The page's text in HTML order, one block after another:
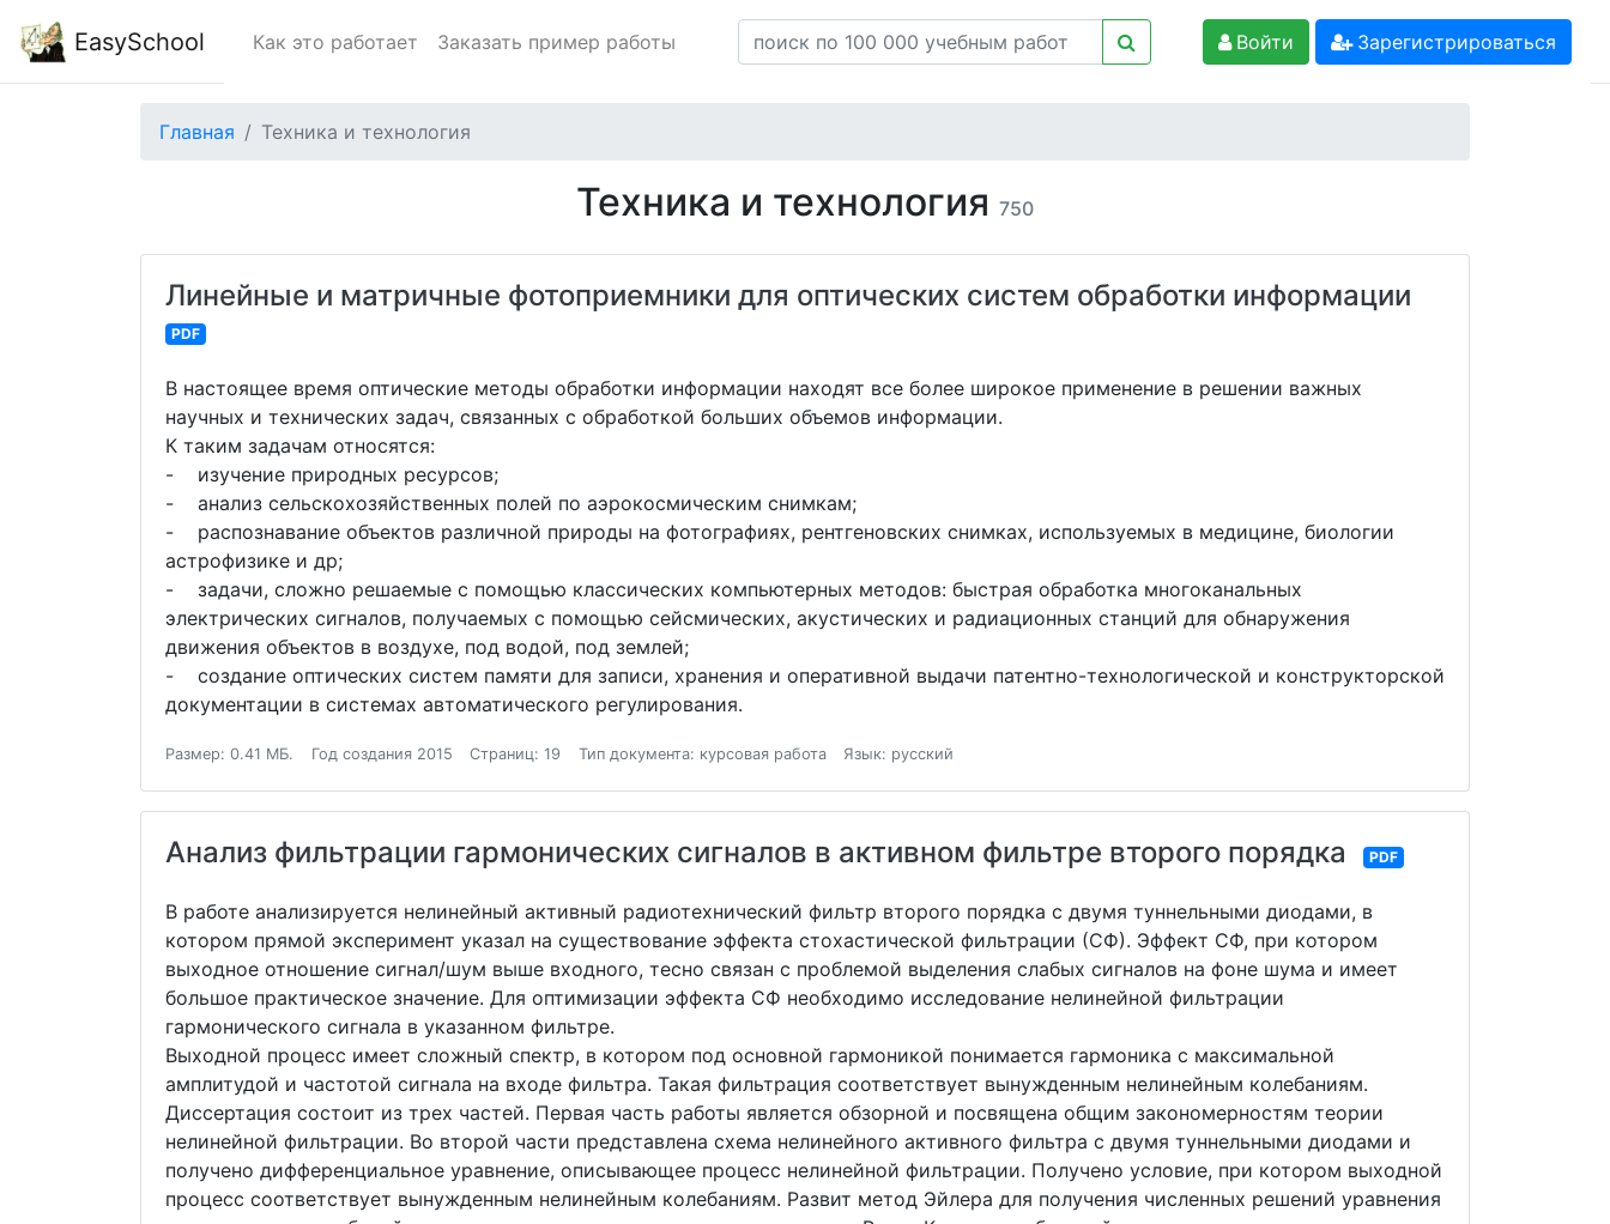
EasySchool Как это работает Заказать пример работы Войти Зарегистрироваться
Главная Техника и технология
Техника и технология 750
Линейные и матричные фотоприемники для оптических систем обработки информации
PDF
В настоящее время оптические методы обработки информации находят все более широкое применение в решении важных
научных и технических задач, связанных с обработкой больших объемов информации.
К таким задачам относятся:
- изучение природных ресурсов;
- анализ сельскохозяйственных полей по аэрокосмическим снимкам;
- распознавание объектов различной природы на фотографиях, рентгеновских снимках, используемых в медицине, биологии
астрофизике и др;
- задачи, сложно решаемые с помощью классических компьютерных методов: быстрая обработка многоканальных
электрических сигналов, получаемых с помощью сейсмических, акустических и радиационных станций для обнаружения
движения объектов в воздухе, под водой, под землей;
- создание оптических систем памяти для записи, хранения и оперативной выдачи патентно-технологической и конструкторской
документации в системах автоматического регулирования.
Размер: 0.41 МБ. Год создания 2015 Страниц: 19 Тип документа: курсовая работа Язык: русский
Анализ фильтрации гармонических сигналов в активном фильтре второго порядка PDF
В работе анализируется нелинейный активный радиотехнический фильтр второго порядка с двумя туннельными диодами, в
котором прямой эксперимент указал на существование эффекта стохастической фильтрации (СФ). Эффект СФ, при котором
выходное отношение сигнал/шум выше входного, тесно связан с проблемой выделения слабых сигналов на фоне шума и имеет
большое практическое значение. Для оптимизации эффекта СФ необходимо исследование нелинейной фильтрации
гармонического сигнала в указанном фильтре.
Выходной процесс имеет сложный спектр, в котором под основной гармоникой понимается гармоника с максимальной
амплитудой и частотой сигнала на входе фильтра. Такая фильтрация соответствует вынужденным нелинейным колебаниям.
Диссертация состоит из трех частей. Первая часть работы является обзорной и посвящена общим закономерностям теории
нелинейной фильтрации. Во второй части представлена схема нелинейного активного фильтра с двумя туннельными диодами и
получено дифференциальное уравнение, описывающее процесс нелинейной фильтрации. Получено условие, при котором выходной
процесс соответствует вынужденным нелинейным колебаниям. Развит метод Эйлера для получения численных решений уравнения